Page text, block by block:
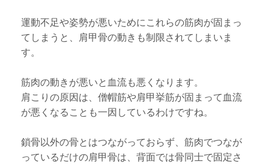
運動不足や姿勢が悪いためにこれらの筋肉が固まっ
てしまうと、肩甲骨の動きも制限されてしまいま
す。
筋肉の動きが悪いと血流も悪くなります。
肩こりの原因は、僧帽筋や肩甲挙筋が固まって血流
が悪くなることも一因しているわけですね。
鎖骨以外の骨とはつながっておらず、筋肉でつなが
っているだけの肩甲骨は、背面では骨同士で固定さ